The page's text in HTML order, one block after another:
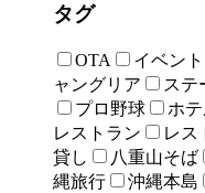
タグ
OTA イベント
ャングリア
ステ
プロ野球
ホ
レストラン
レス
貸し
八重山そば
縄旅行
沖縄本島